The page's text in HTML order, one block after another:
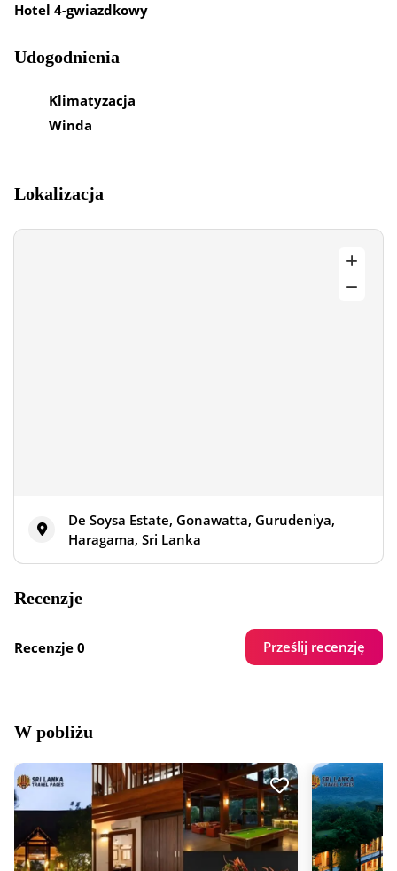
Hotel 4-gwiazdkowy
Udogodnienia
Klimatyzacja
Winda
Lokalizacja
De Soysa Estate, Gonawatta, Gurudeniya,
Haragama, Sri Lanka
Recenzje
Recenzje 0 Prześlij recenzję
W pobliżu